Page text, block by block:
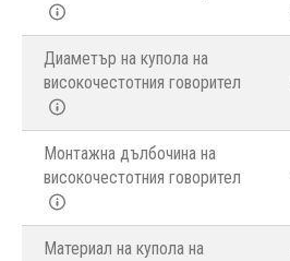
Диаметър на купола на
високочестотния говорител
Монтажна дълбочина на
високочестотния говорител
Материал на купола на